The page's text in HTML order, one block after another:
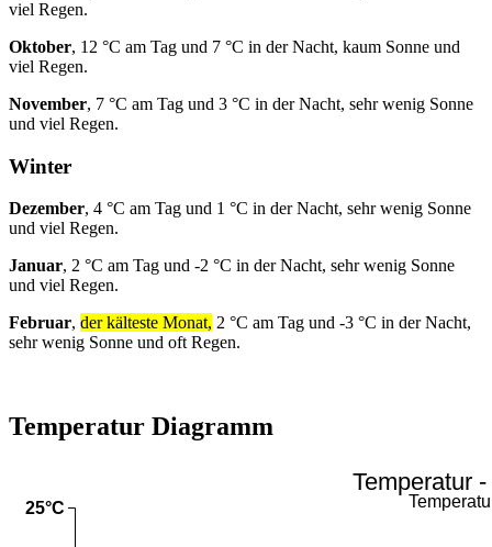
viel Regen.
Oktober, 12 °C am Tag und 7 °C in der Nacht, kaum Sonne und
viel Regen.
November, 7 °C am Tag und 3 °C in der Nacht, sehr wenig Sonne
und viel Regen.
Winter
Dezember, 4 °C am Tag und 1 °C in der Nacht, sehr wenig Sonne
und viel Regen.
Januar, 2 °C am Tag und -2 °C in der Nacht, sehr wenig Sonne
und viel Regen.
Februar, der kälteste Monat, 2 °C am Tag und -3 °C in der Nacht,
sehr wenig Sonne und oft Regen.
Temperatur Diagramm